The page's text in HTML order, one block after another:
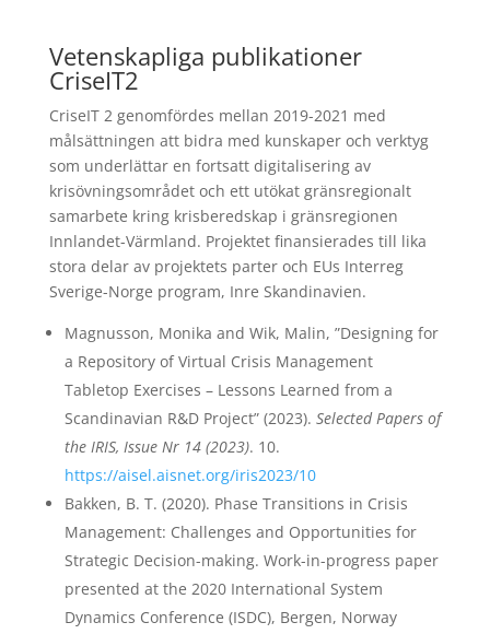
Vetenskapliga publikationer
CriseIT2
CriseIT 2 genomfördes mellan 2019-2021 med
målsättningen att bidra med kunskaper och verktyg
som underlättar en fortsatt digitalisering av
krisövningsområdet och ett utökat gränsregionalt
samarbete kring krisberedskap i gränsregionen
Innlandet-Värmland. Projektet finansierades till lika
stora delar av projektets parter och EUs Interreg
Sverige-Norge program, Inre Skandinavien.
Magnusson, Monika and Wik, Malin, ”Designing for
a Repository of Virtual Crisis Management
Tabletop Exercises – Lessons Learned from a
Scandinavian R&D Project” (2023). Selected Papers of
the IRIS, Issue Nr 14 (2023). 10.
https://aisel.aisnet.org/iris2023/10
Bakken, B. T. (2020). Phase Transitions in Crisis
Management: Challenges and Opportunities for
Strategic Decision-making. Work-in-progress paper
presented at the 2020 International System
Dynamics Conference (ISDC), Bergen, Norway